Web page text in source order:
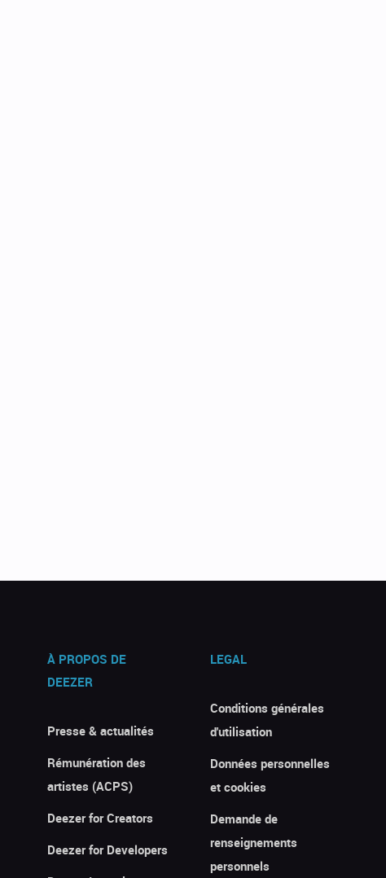
À PROPOS DE
DEEZER
Presse & actualités
Rémunération des
artistes (ACPS)
Deezer for Creators
Deezer for Developers
LEGAL
Conditions générales
d'utilisation
Données personnelles
et cookies
Demande de
renseignements
personnels